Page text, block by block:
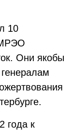
10
МРЭО
Они якобы
года к